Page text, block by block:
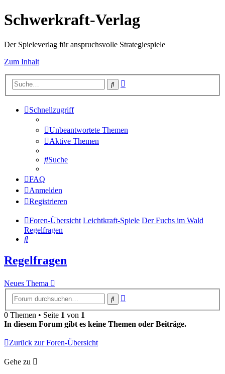
Schwerkraft-Verlag
Der Spieleverlag für anspruchsvolle Strategiespiele
Zum Inhalt
Suche
Schnellzugriff
Unbeantwortete Themen
Aktive Themen
Suche
FAQ
Anmelden
Registrieren
Foren-Übersicht Leichtkraft-Spiele Der Fuchs im Wald
Regelfragen
Suche
Regelfragen
Neues Thema
Suche
0 Themen • Seite 1 von 1
In diesem Forum gibt es keine Themen oder Beiträge.
Zurück zur Foren-Übersicht
Gehe zu